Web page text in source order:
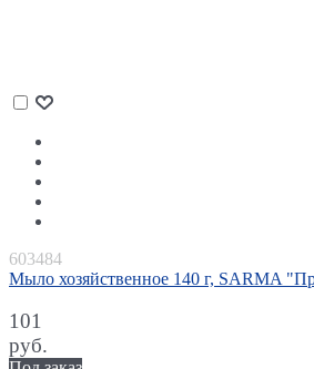
603484
Мыло хозяйственное 140 г, SARMA
101
руб.